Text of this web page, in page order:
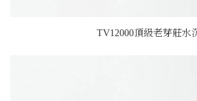
TV12000頂級老芽莊水